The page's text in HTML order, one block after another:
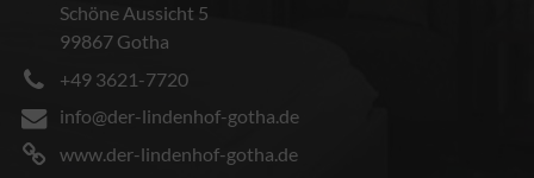
Schöne Aussicht 5
99867 Gotha
+49 3621-7720
info@der-lindenhof-gotha.de
www.der-lindenhof-gotha.de